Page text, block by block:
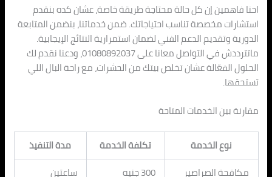
احنا فاهمين إن كل حالة محتاجة طريقة خاصة، عشان كده بنقدم
استشارات مخصصة تناسب احتياجاتك. ضمن خدماتنا، بنضمن المتابعة
الدورية وتقديم الدعم الفني لضمان استمرارية النتائج الإيجابية.
ماتترددش في التواصل معانا على 01080892037، ودعنا نقدم لك
الحلول الفعّالة عشان تخلص بيتك من الحشرات، مع راحة البال اللي
تستحقها.
مقارنة بين الخدمات المتاحة
نوع الخدمة تكلفة الخدمة
مدة التنفيذ
مكافحة الصراصير
300 جنيه
ساعتين